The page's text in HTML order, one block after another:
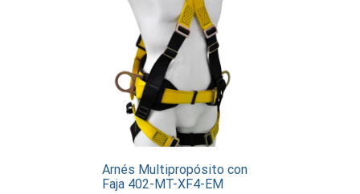
Arnés Multipropósito con
Faja 402-MT-XF4-EM